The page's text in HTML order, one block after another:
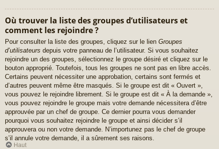
Où trouver la liste des groupes d’utilisateurs et
comment les rejoindre ?
Pour consulter la liste des groupes, cliquez sur le lien Groupes
d’utilisateurs depuis votre panneau de l’utilisateur. Si vous souhaitez
rejoindre un des groupes, sélectionnez le groupe désiré et cliquez sur le
bouton approprié. Toutefois, tous les groupes ne sont pas en libre accès.
Certains peuvent nécessiter une approbation, certains sont fermés et
d’autres peuvent même être masqués. Si le groupe est dit « Ouvert »,
vous pouvez le rejoindre librement. Si le groupe est dit « À la demande »,
vous pouvez rejoindre le groupe mais votre demande nécessitera d’être
approuvée par un chef de groupe. Ce dernier pourra vous demander
pourquoi vous souhaitez rejoindre le groupe et ainsi décider s’il
approuvera ou non votre demande. N’importunez pas le chef de groupe
s’il annule votre demande, il a sûrement ses raisons.
Haut